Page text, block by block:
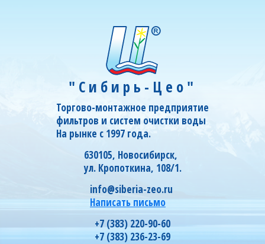
"Сибирь-Цео"
Торгово-монтажное предприятие
фильтров и систем очистки воды
На рынке с 1997 года.
630105, Новосибирск,
ул. Кропоткина, 108/1.
info@siberia-zeo.ru
Написать письмо
+7 (383) 220-90-60
+7 (383) 236-23-69